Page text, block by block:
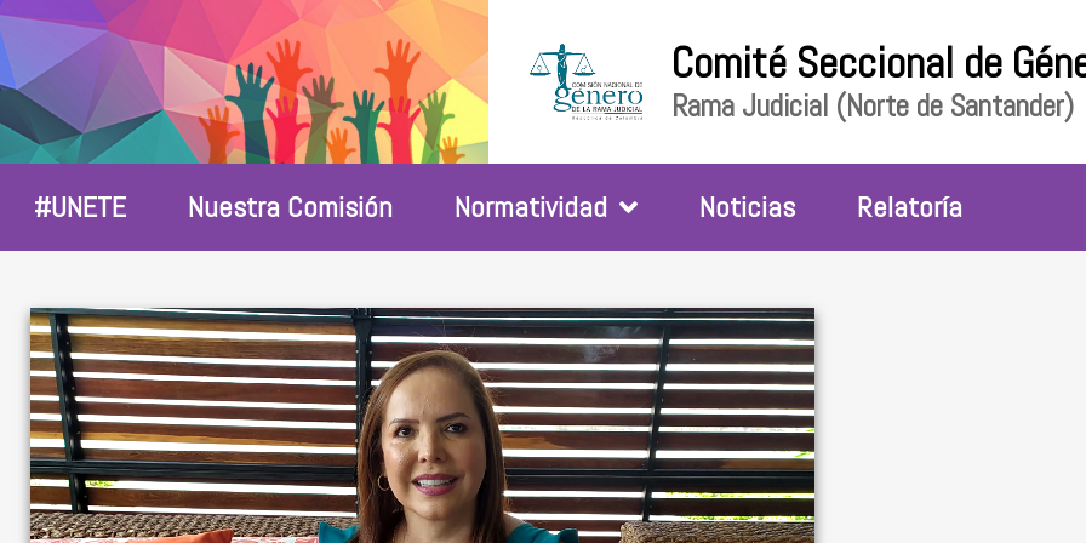
Comité Seccional de
Rama Judicial (Norte de Santander)
#UNETE Nuestra Comisión Normatividad Noticias Relatoría